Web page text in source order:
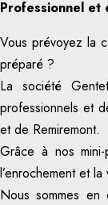
Professionnel et
Vous prévoyez la
préparé ?
La société
professionnels et
et de Remiremont.
Grâce à nos
l’enrochement et
Nous sommes